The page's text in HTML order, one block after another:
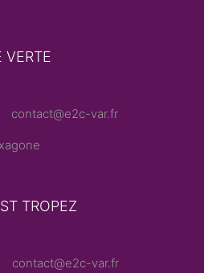
VERTE
contact@e2c-var.fr
TROPEZ
contact@e2c-var.fr